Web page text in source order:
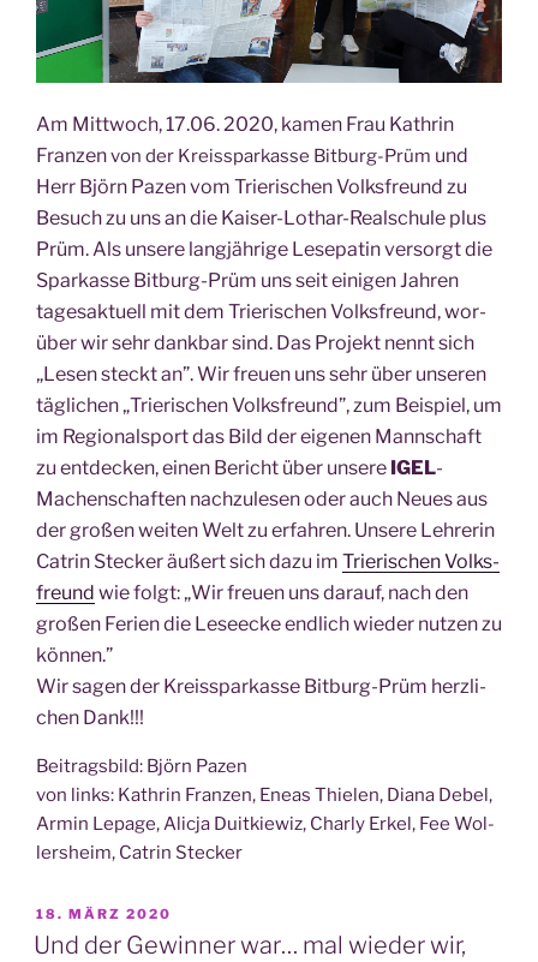
Am Mitt­woch, 17.06. 2020, kamen Frau Kath­rin
Fran­zenvon der Kreis­spar­kas­se Bit­burg-Prüm und
Herr Björn Pazen vom Trie­ri­schen Volks­freund zu
Besuch zu uns an die Kai­ser-Lothar-Real­schu­le plus
Prüm. Als unse­re lang­jäh­ri­ge Lese­pa­tin ver­sorgt die
Spar­kas­se Bit­burg-Prüm uns seit eini­gen Jah­ren
tages­ak­tu­ell mit dem Trie­ri­schen Volks­freund, wor­
über wir sehr dank­bar sind. Das Pro­jekt nennt sich
„Lesen steckt an”. Wir freu­en uns sehr über unse­ren
täg­li­chen „Trie­ri­schen Volks­freund”, zum Bei­spiel, um
im Regio­nal­sport das Bild der eige­nen Mann­schaft
zu ent­de­cken, einen Bericht über unse­re IGEL-
Machen­schaf­ten nach­zu­le­sen oder auch Neu­es aus
der gro­ßen wei­ten Welt zu erfah­ren. Unse­re Leh­re­rin
Catrin Ste­cker äußert sich dazu im Trie­ri­schen Volks­
freund wie folgt: „Wir freu­en uns dar­auf, nach den
gro­ßen Feri­en die Lese­ecke end­lichwie­der nut­zen zu
können.”
Wir sagen der Kreis­spar­kas­se Bit­burg-Prüm herz­li­
chen Dank!!!
Bei­trags­bild: Björn Pazen
von links: Kath­rin Fran­zen, Ene­as Thie­len, Dia­na Debel,
Armin Lepage, Ali­c­ja Duit­kie­wiz, Char­ly Erkel, Fee Wol­
lers­heim, Catrin Stecker
VERÖFFENTLICHT
AM
18. MÄRZ 2020
Und der Gewinner war… mal wieder wir,